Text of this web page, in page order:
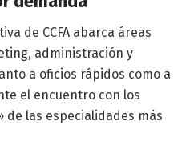
de CCFA abarca áreas
administración y
a oficios rápidos como a
el encuentro con los
de las especialidades más